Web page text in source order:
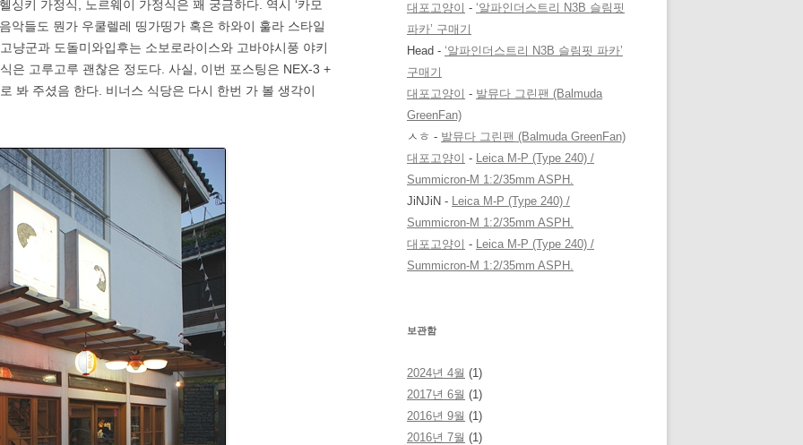
싱키 가정식, 노르웨이 가정식은 꽤 궁금하다. 역시 ‘카모
악들도 뭔가 우쿨렐레 띵가띵가 혹은 하와이 훌라 스타일
냥군과 도돌미와입후는 소보로라이스와 고바야시풍 야키
은 고루고루 괜찮은 정도다. 사실, 이번 포스팅은 NEX-3 +
봐 주셨음 한다. 비너스 식당은 다시 한번 가 볼 생각이
대포고양이 - ‘알파인더스트리 N3B 슬림핏
파카’ 구매기
Head - ‘알파인더스트리 N3B 슬림핏 파카’
구매기
대포고양이 - 발뮤다 그린팬 (Balmuda
GreenFan)
ㅅㅎ - 발뮤다 그린팬 (Balmuda GreenFan)
대포고양이 - Leica M-P (Type 240) /
Summicron-M 1:2/35mm ASPH.
JiNJiN - Leica M-P (Type 240) /
Summicron-M 1:2/35mm ASPH.
대포고양이 - Leica M-P (Type 240) /
Summicron-M 1:2/35mm ASPH.
보관함
2024년 4월 (1)
2017년 6월 (1)
2016년 9월 (1)
2016년 7월 (1)